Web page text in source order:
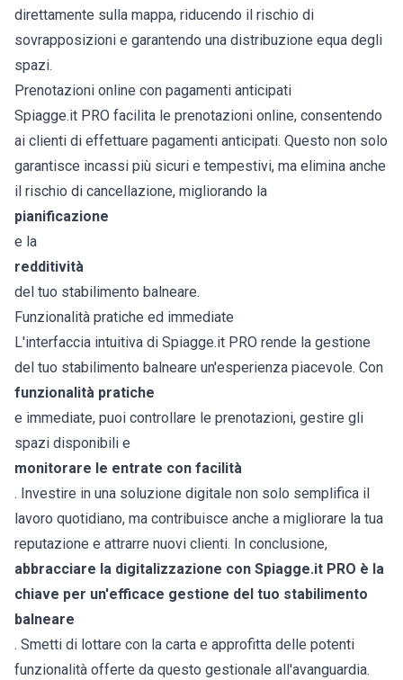
direttamente sulla mappa, riducendo il rischio di
sovrapposizioni e garantendo una distribuzione equa degli
spazi.
Prenotazioni online con pagamenti anticipati
Spiagge.it PRO facilita le prenotazioni online, consentendo
ai clienti di effettuare pagamenti anticipati. Questo non solo
garantisce incassi più sicuri e tempestivi, ma elimina anche
il rischio di cancellazione, migliorando la
pianificazione
e la
redditività
del tuo stabilimento balneare.
Funzionalità pratiche ed immediate
L'interfaccia intuitiva di Spiagge.it PRO rende la gestione
del tuo stabilimento balneare un'esperienza piacevole. Con
funzionalità pratiche
e immediate, puoi controllare le prenotazioni, gestire gli
spazi disponibili e
monitorare le entrate con facilità
. Investire in una soluzione digitale non solo semplifica il
lavoro quotidiano, ma contribuisce anche a migliorare la tua
reputazione e attrarre nuovi clienti. In conclusione,
abbracciare la digitalizzazione con Spiagge.it PRO è la
chiave per un'efficace gestione del tuo stabilimento
balneare
. Smetti di lottare con la carta e approfitta delle potenti
funzionalità offerte da questo gestionale all'avanguardia.